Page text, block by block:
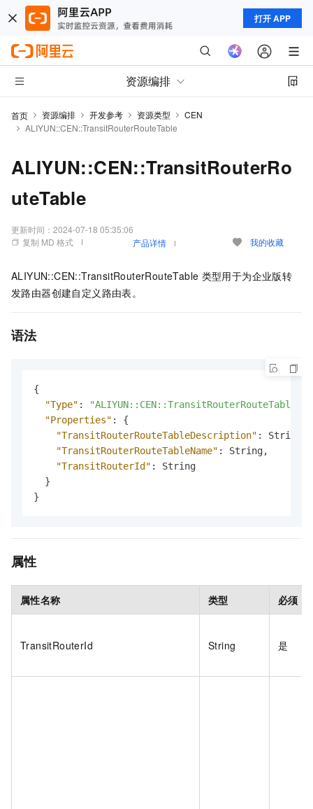
打开 APP
资源编排
首页 资源编排 开发参考 资源类型
CEN
ALIYUN::CEN::TransitRouterRouteTable
ALIYUN::CEN::TransitRouterRo
uteTable
更新时间： 2024-07-18 05:35:06
复制 MD 格式
产品详情 我的收藏
ALIYUN::CEN::TransitRouterRouteTable 类型用于为企业版转
发路由器创建自定义路由表。
语法
{
"Type" : "ALIYUN::CEN::TransitRouterRouteTable"
"Properties" :
{
"TransitRouterRouteTableDescription" : String
"TransitRouterRouteTableName" : String,
"TransitRouterId" :
String
}
}
属性
属性名称 类型 必须
TransitRouterId String 是